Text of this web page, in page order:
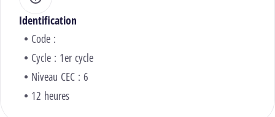
Identification
Code :
Cycle : 1er cycle
Niveau CEC : 6
12 heures